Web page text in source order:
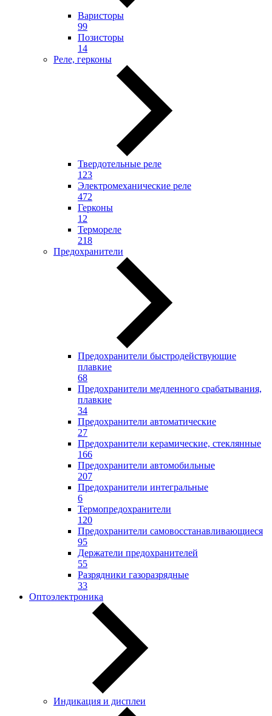
Варисторы
99
Позисторы
14
Реле, герконы
Твердотельные реле
123
Электромеханические реле
472
Герконы
12
Термореле
218
Предохранители
Предохранители быстродействующие
плавкие
68
Предохранители медленного срабатывания,
плавкие
34
Предохранители автоматические
27
Предохранители керамические, стеклянные
166
Предохранители автомобильные
207
Предохранители интегральные
6
Термопредохранители
120
Предохранители самовосстанавливающиеся
95
Держатели предохранителей
55
Разрядники газоразрядные
33
Оптоэлектроника
Индикация и дисплеи